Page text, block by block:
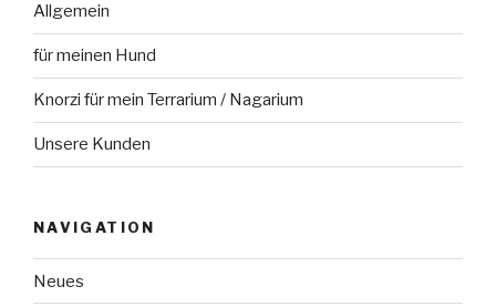
Allgemein
für meinen Hund
Knorzi für mein Terrarium / Nagarium
Unsere Kunden
NAVIGATION
Neues